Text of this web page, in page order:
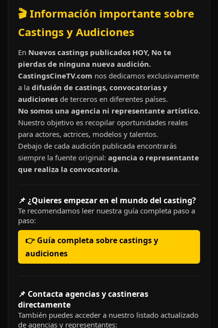
🎬 Información importante sobre
Castings y Audiciones
En Nuevos castings publicados HOY, No te
pierdas de ninguna nueva audición.
CastingsCineTV.com nos dedicamos exclusivamente
a la difusión de castings, convocatorias y
audiciones de terceros en diferentes países.
No somos una agencia ni representante artístico.
Nuestro objetivo es recopilar oportunidades reales
para actores, actrices, modelos y talentos.
Debajo de cada audición publicada encontrarás
siempre la fuente original: agencia o representante
que realiza la convocatoria.
📌 ¿Quieres empezar en el mundo del casting?
Te recomendamos leer nuestra guía completa paso a
paso:
👉 Guía completa sobre castings y
audiciones
📌 Contacta agencias y castineras
directamente
También puedes acceder a nuestro listado actualizado
de agencias y representantes: